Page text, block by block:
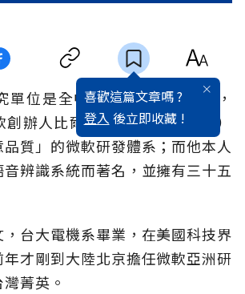
喜歡這篇文章嗎 ?
登入 後立即收藏 !
單位是全中國最難擠進的地方，
創辦人比爾‧蓋茲（Bill Gates）
質」的微軟研發體系；而他本人
辨識系統而著名，並擁有三十五
台大電機系畢業，在美國科技界
才剛到大陸北京擔任微軟亞洲研
菁英。